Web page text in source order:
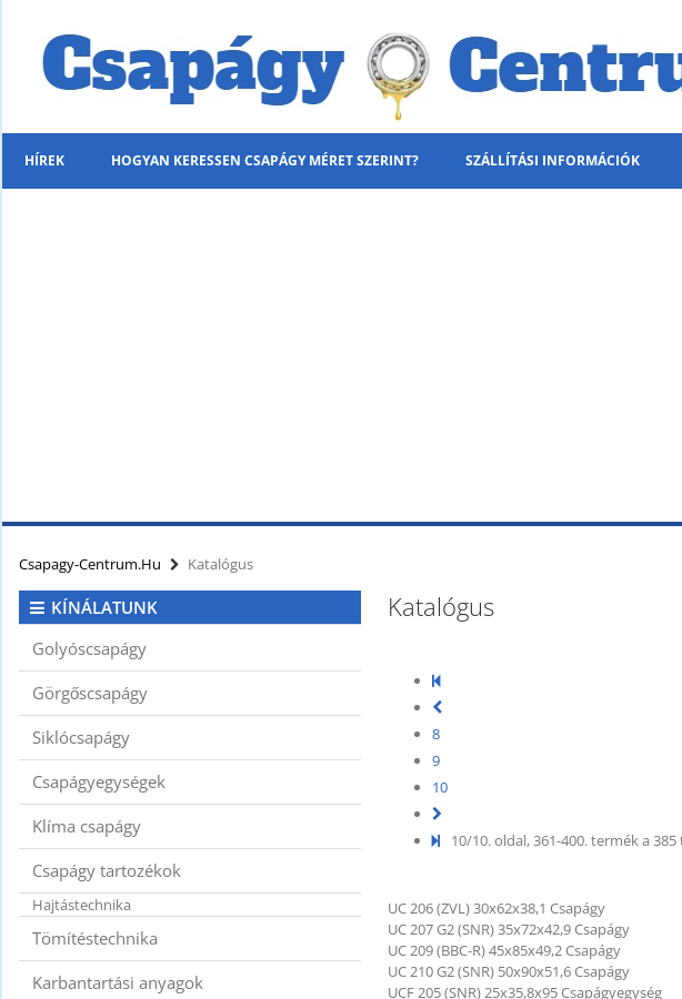
HÍREK HOGYAN KERESSEN CSAPÁGY MÉRET SZERINT? SZÁLLÍTÁSI INFORMÁCIÓK
Csapagy-Centrum.hu Katalógus
Katalógus
8
9
10
10/10. oldal, 361-400. termék a
UC 206 (ZVL) 30x62x38,1 Csapágy
UC 207 G2 (SNR) 35x72x42,9 Csapágy
UC 209 (BBC-R) 45x85x49,2 Csapágy
UC 210 G2 (SNR) 50x90x51,6 Csapágy
UCF 205 (SNR) 25x35,8x95 Csapágyegység
KÍNÁLATUNK
Golyóscsapágy
Görgőscsapágy
Siklócsapágy
Csapágyegységek
Klíma csapágy
Csapágy tartozékok
Hajtástechnika
Tömítéstechnika
Karbantartási anyagok